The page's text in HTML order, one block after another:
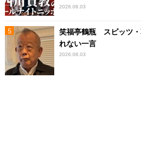
2026.08.03
笑福亭鶴瓶 スピッツ・
れない一言
2026.08.03